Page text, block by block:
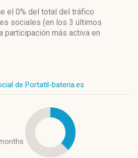
el 0% del total del tráfico
sociales (en los 3 últimos
participación más activa en
de Portatil-bateria.es